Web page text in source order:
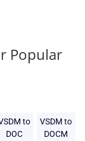
Popular
to
DOC
VSDM to
DOCM